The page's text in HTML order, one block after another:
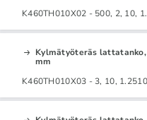
K460TH010X02 - 500, 2, 10,
Kylmätyöteräs
mm
K460TH010X03 - 3, 10,